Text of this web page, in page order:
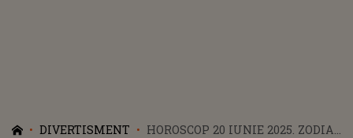
DIVERTISMENT
HOROSCOP 20 IUNIE 2025. ZODIA